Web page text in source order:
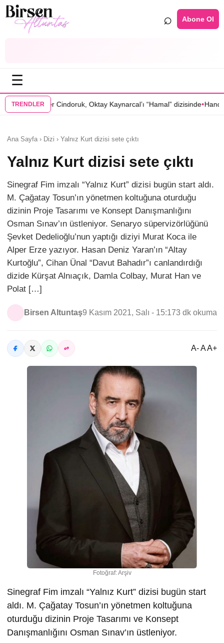
⌕ Abone Ol
☰
TRENDLER
Oktay Kaynarcal’ı “Hamal” dizisinde• Hande Elaman,
Ana Sayfa › Dizi › Yalnız Kurt dizisi sete çıktı
Yalnız Kurt dizisi sete çıktı
Sinegraf Fim imzalı “Yalnız Kurt” dizisi bugün start aldı.
M. Çağatay Tosun’ın yönetmen koltuğuna oturduğu
dizinin Proje Tasarımı ve Konsept Danışmanlığını
Osman Sınav’ın üstleniyor. Senaryo süpervizörlüğünü
Şevket Dedelioğlu’nun yaptığı diziyi Murat Koca ile
Alper Erze yazıyor. Hasan Deniz Yaran’ın “Altay
Kurtoğlu”, Cihan Ünal “Davut Bahadır”ı canlandırdığı
dizide Kürşat Alnıaçık, Damla Colbay, Murat Han ve
Polat […]
Birsen Altuntaş9 Kasım 2021, Salı - 15:173 dk okuma
A- A A+
Fotoğraf: Arşiv
Sinegraf Fim imzalı “Yalnız Kurt” dizisi bugün start
aldı. M. Çağatay Tosun’ın yönetmen koltuğuna
oturduğu dizinin Proje Tasarımı ve Konsept
Danışmanlığını Osman Sınav’ın üstleniyor.